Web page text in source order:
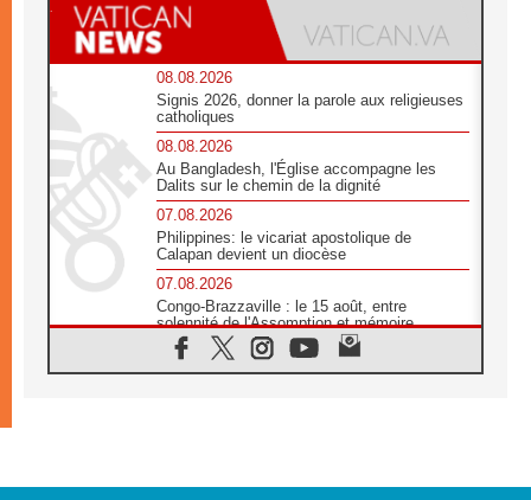
08.08.2026
Signis 2026, donner la parole aux religieuses
catholiques
08.08.2026
Au Bangladesh, l'Église accompagne les
Dalits sur le chemin de la dignité
07.08.2026
Philippines: le vicariat apostolique de
Calapan devient un diocèse
07.08.2026
Congo-Brazzaville : le 15 août, entre
solennité de l'Assomption et mémoire
nationale
07.08.2026